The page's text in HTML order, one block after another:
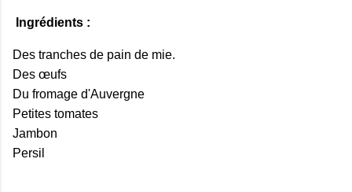
Ingrédients :
Des tranches de pain de mie.
Des œufs
Du fromage d'Auvergne
Petites tomates
Jambon
Persil